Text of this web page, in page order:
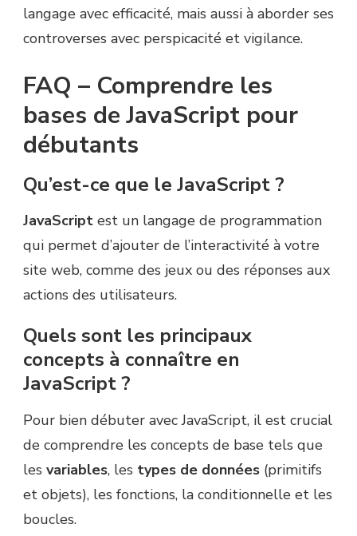
langage avec efficacité, mais aussi à aborder ses
controverses avec perspicacité et vigilance.
FAQ – Comprendre les
bases de JavaScript pour
débutants
Qu’est-ce que le JavaScript ?
JavaScript est un langage de programmation
qui permet d’ajouter de l’interactivité à votre
site web, comme des jeux ou des réponses aux
actions des utilisateurs.
Quels sont les principaux
concepts à connaître en
JavaScript ?
Pour bien débuter avec JavaScript, il est crucial
de comprendre les concepts de base tels que
les variables, les types de données (primitifs
et objets), les fonctions, la conditionnelle et les
boucles.